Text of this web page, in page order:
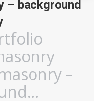
– background
–